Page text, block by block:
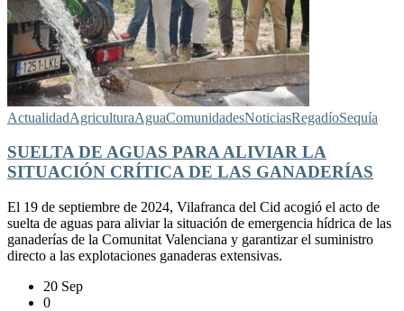
ActualidadAgriculturaAguaComunidadesNoticiasRegadíoSequía
SUELTA DE AGUAS PARA ALIVIAR LA
SITUACIÓN CRÍTICA DE LAS GANADERÍAS
El 19 de septiembre de 2024, Vilafranca del Cid acogió el acto de
suelta de aguas para aliviar la situación de emergencia hídrica de las
ganaderías de la Comunitat Valenciana y garantizar el suministro
directo a las explotaciones ganaderas extensivas.
20 Sep
0